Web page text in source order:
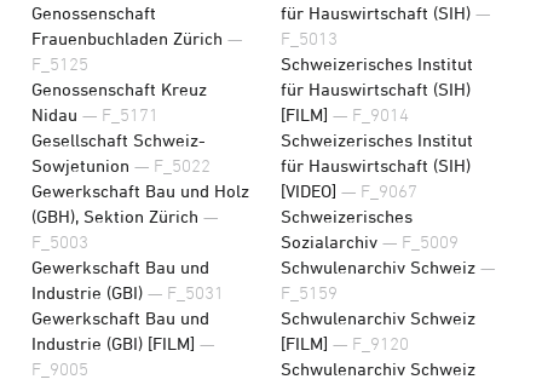
Genossenschaft
Frauenbuchladen Zürich —
F_5125
Genossenschaft Kreuz
Nidau — F_5171
Gesellschaft Schweiz-
Sowjetunion — F_5022
Gewerkschaft Bau und Holz
(GBH), Sektion Zürich —
F_5003
Gewerkschaft Bau und
Industrie (GBI) — F_5031
Gewerkschaft Bau und
Industrie (GBI) [FILM] —
F_9005
für Hauswirtschaft (SIH) —
F_5013
Schweizerisches Institut
für Hauswirtschaft (SIH)
[FILM] — F_9014
Schweizerisches Institut
für Hauswirtschaft (SIH)
[VIDEO] — F_9067
Schweizerisches
Sozialarchiv — F_5009
Schwulenarchiv Schweiz —
F_5159
Schwulenarchiv Schweiz
[FILM] — F_9120
Schwulenarchiv Schweiz